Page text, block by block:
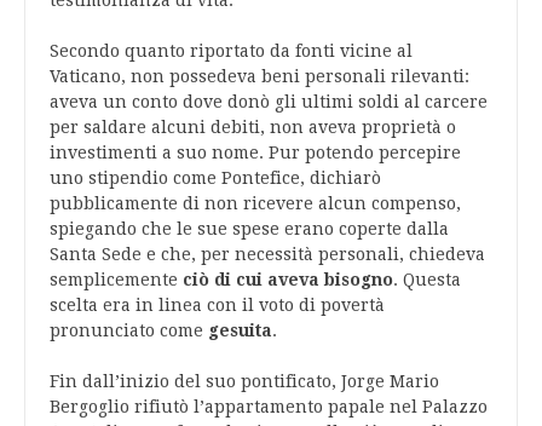
Secondo quanto riportato da fonti vicine al
Vaticano, non possedeva beni personali rilevanti:
aveva un conto dove donò gli ultimi soldi al carcere
per saldare alcuni debiti, non aveva proprietà o
investimenti a suo nome. Pur potendo percepire
uno stipendio come Pontefice, dichiarò
pubblicamente di non ricevere alcun compenso,
spiegando che le sue spese erano coperte dalla
Santa Sede e che, per necessità personali, chiedeva
semplicemente ciò di cui aveva bisogno. Questa
scelta era in linea con il voto di povertà
pronunciato come gesuita.
Fin dall’inizio del suo pontificato, Jorge Mario
Bergoglio rifiutò l’appartamento papale nel Palazzo